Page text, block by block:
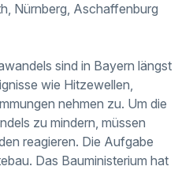
Nürnberg, Aschaffenburg
sind in Bayern längst
wie Hitzewellen,
nehmen zu. Um die
zu mindern, müssen
reagieren. Die Aufgabe
Das Bauministerium hat